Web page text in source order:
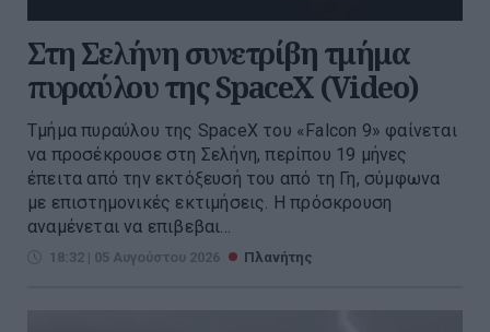
Στη Σελήνη συνετρίβη τμήμα
πυραύλου της SpaceX (Video)
Τμήμα πυραύλου της SpaceX του «Falcon 9» φαίνεται
να προσέκρουσε στη Σελήνη, περίπου 19 μήνες
έπειτα από την εκτόξευσή του από τη Γη, σύμφωνα
με επιστημονικές εκτιμήσεις. Η πρόσκρουση
αναμένεται να επιβεβαι...
18:32 | 05 Αυγούστου 2026 Πλανήτης